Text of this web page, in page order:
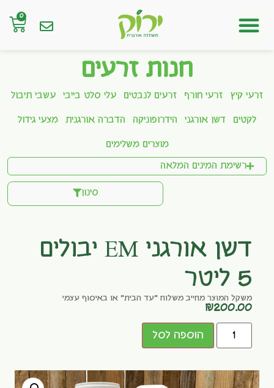
0
חנות זרעים
זרעי קיץ זרעי חורף זרעים לנבטים עלי סלט בייבי עשבי תיבול
לקטים דשן אורגני הידרופוניקה הדברה אורגנית מצעי גידול
מוצרים משלימים
רשימת המינים המלאה
סינון
דשן אורגני EM יבולים
5 ליטר
משקל המוצר מחייב משלוח "עד הבית" או באיסוף עצמי
₪200.00
הוספה לסל